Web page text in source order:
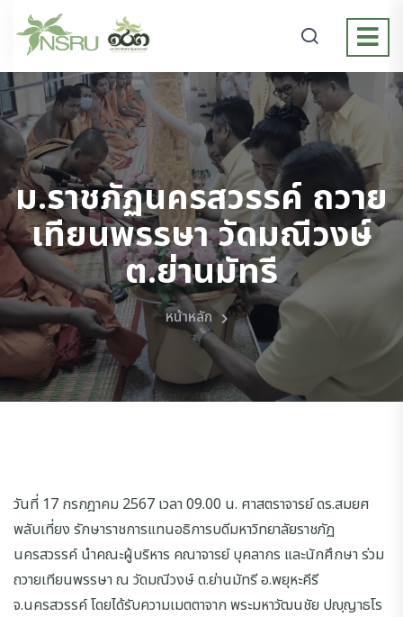
ม.ราชภัฏนครสวรรค์ ถวาย
เทียนพรรษา วัดมณีวงษ์
ต.ย่านมัทรี
หน้าหลัก
วันที่ 17 กรกฎาคม 2567 เวลา 09.00 น. ศาสตราจารย์ ดร.สมยศ
พลับเที่ยง รักษาราชการแทนอธิการบดีมหาวิทยาลัยราชภัฏ
นครสวรรค์ นำคณะผู้บริหาร คณาจารย์ บุคลากร และนักศึกษา ร่วม
ถวายเทียนพรรษา ณ วัดมณีวงษ์ ต.ย่านมัทรี อ.พยุหะคีรี
จ.นครสวรรค์ โดยได้รับความเมตตาจาก พระมหาวัฒนชัย ปญฺญาธโร